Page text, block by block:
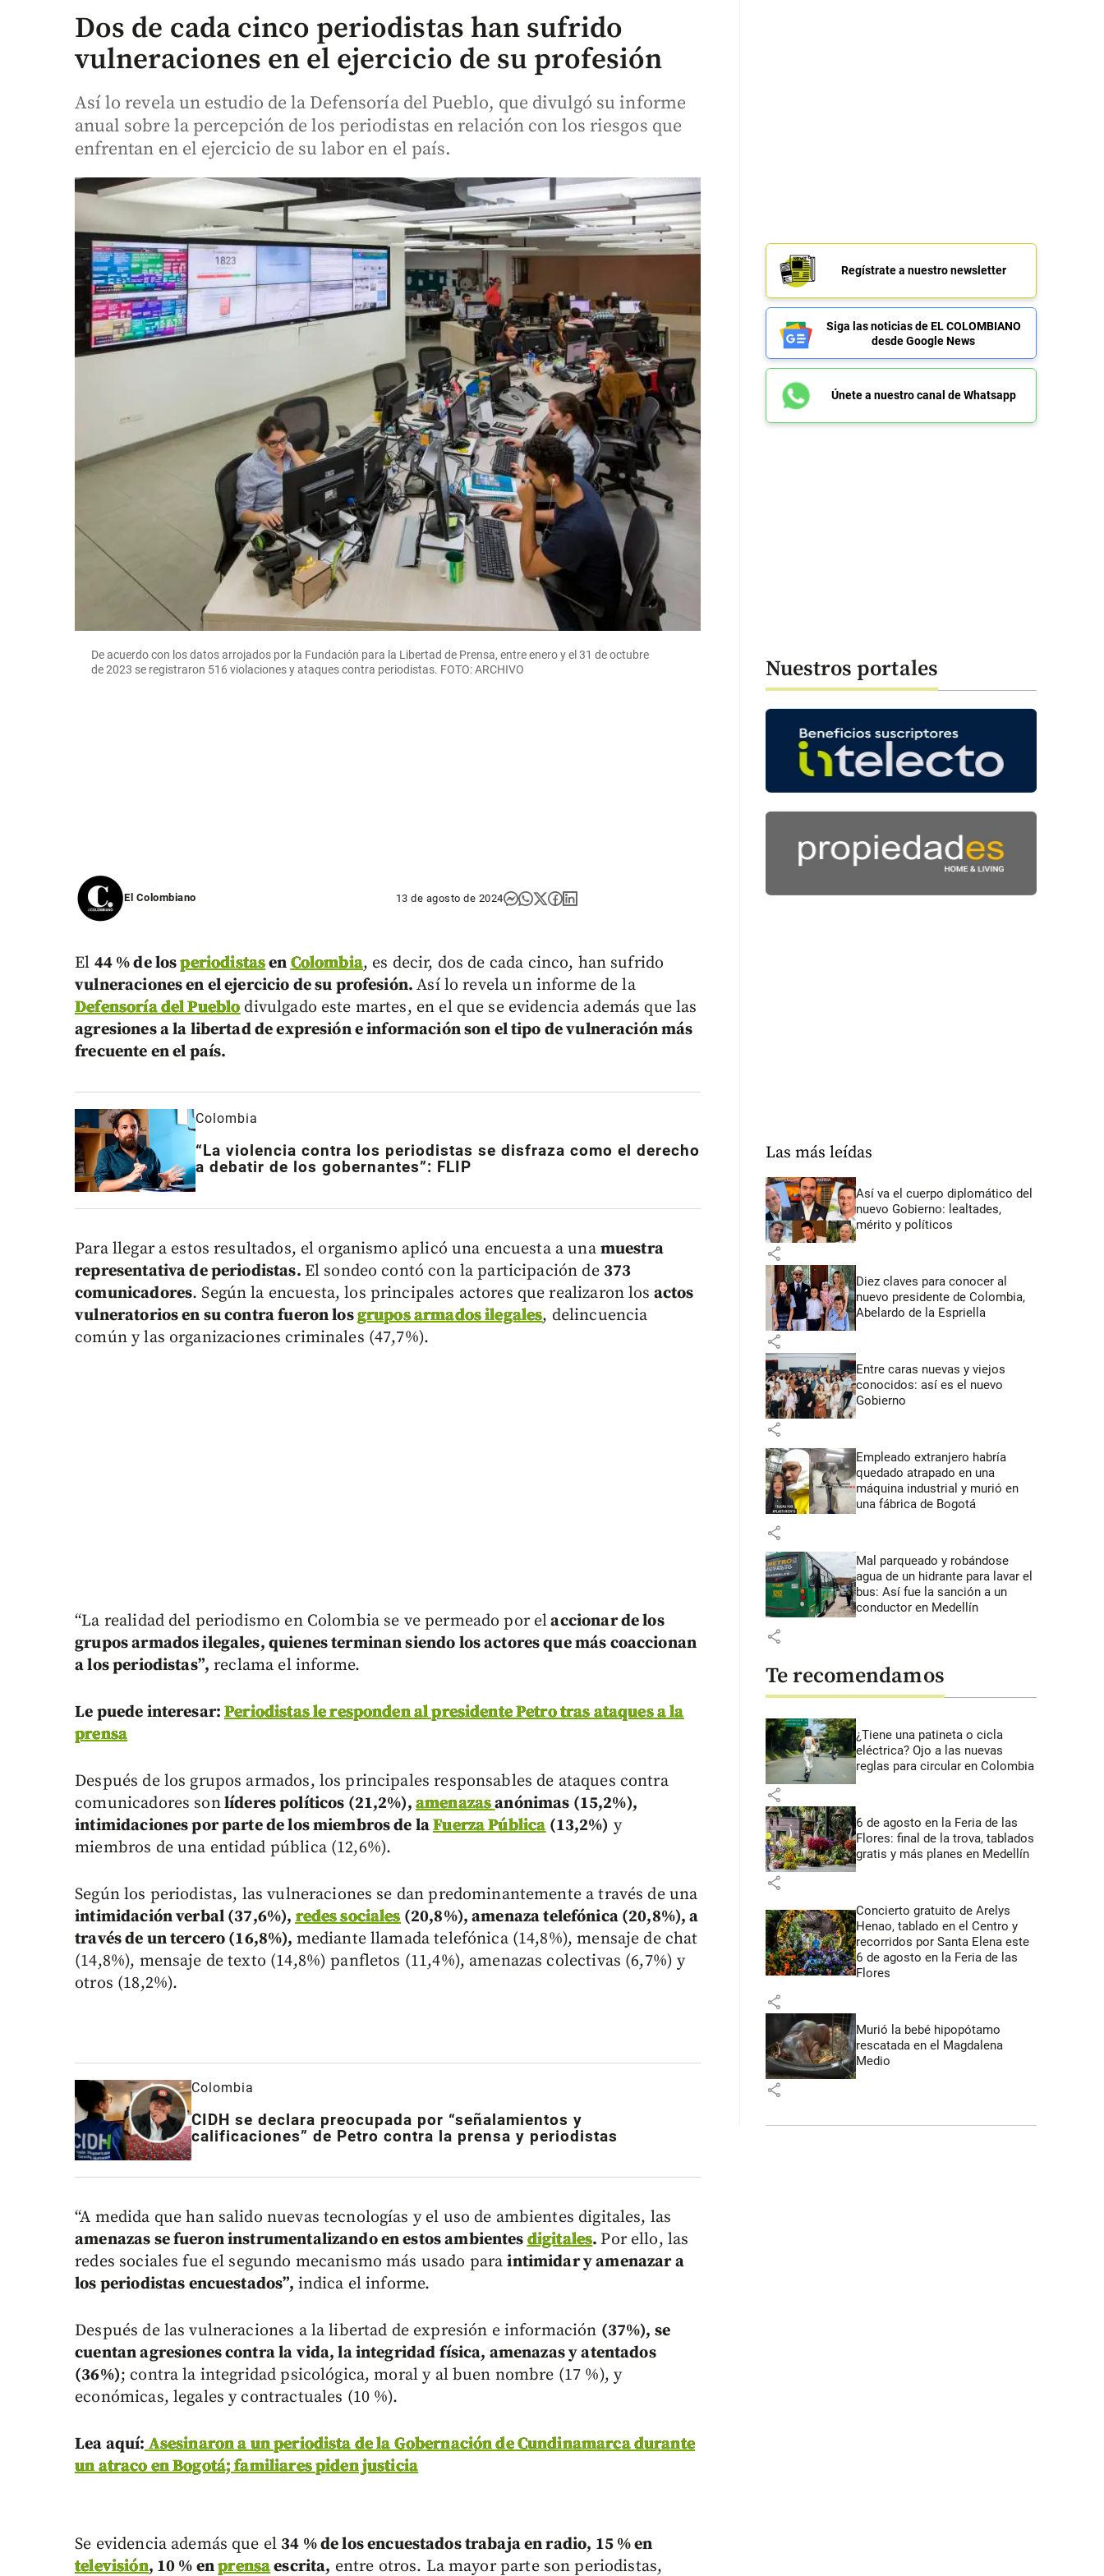
Dos de cada cinco periodistas han sufrido
vulneraciones en el ejercicio de su profesión
Así lo revela un estudio de la Defensoría del Pueblo, que divulgó su informe
anual sobre la percepción de los periodistas en relación con los riesgos que
enfrentan en el ejercicio de su labor en el país.
De acuerdo con los datos arrojados por la Fundación para la Libertad de Prensa, entre enero y el 31 de octubre
de 2023 se registraron 516 violaciones y ataques contra periodistas. FOTO: ARCHIVO
El Colombiano 13 de agosto de 2024
El 44 % de losperiodistasenColombia, es decir, dos de cada cinco, han sufrido
vulneraciones en el ejercicio de su profesión.Así lo revela un informe de la
Defensoría del Pueblodivulgado este martes, en el que se evidencia además que las
agresiones a la libertad de expresión e información son el tipo de vulneración más
frecuente en el país.
Colombia
“La violencia contra los periodistas se disfraza como el derecho
a debatir de los gobernantes”: FLIP
Para llegar a estos resultados, el organismo aplicó una encuesta a una muestra
representativa de periodistas. El sondeo contó con la participación de 373
comunicadores. Según la encuesta, los principales actores que realizaron los actos
vulneratorios en su contra fueron losgrupos armados ilegales, delincuencia
común y las organizaciones criminales (47,7%).
“La realidad del periodismo en Colombia se ve permeado por elaccionar de los
grupos armados ilegales, quienes terminan siendo los actores que más coaccionan
a los periodistas”, reclama el informe.
Le puede interesar:Periodistas le responden al presidente Petro tras ataques a la
prensa
Después de los grupos armados, los principales responsables de ataques contra
comunicadores sonlíderes políticos (21,2%),amenazasanónimas (15,2%),
intimidaciones por parte de los miembros de laFuerza Pública(13,2%) y
miembros de una entidad pública (12,6%).
Según los periodistas, las vulneraciones se dan predominantemente a través de una
intimidación verbal (37,6%),redes sociales(20,8%), amenaza telefónica (20,8%), a
través de un tercero (16,8%), mediante llamada telefónica (14,8%), mensaje de chat
(14,8%), mensaje de texto (14,8%) panfletos (11,4%), amenazas colectivas (6,7%) y
otros (18,2%).
Colombia
CIDH se declara preocupada por “señalamientos y
calificaciones” de Petro contra la prensa y periodistas
“A medida que han salido nuevas tecnologías y el uso de ambientes digitales, las
amenazas se fueron instrumentalizando en estos ambientes digitales.Por ello, las
redes sociales fue el segundo mecanismo más usado paraintimidar y amenazar a
los periodistas encuestados”, indica el informe.
Después de las vulneraciones a la libertad de expresión e información (37%), se
cuentan agresiones contra la vida, la integridad física, amenazas y atentados
(36%); contra la integridad psicológica, moral y al buen nombre (17 %), y
económicas, legales y contractuales (10 %).
Lea aquí: Asesinaron a un periodista de la Gobernación de Cundinamarca durante
un atraco en Bogotá; familiares piden justicia
Se evidencia además que el 34 % de los encuestados trabaja en radio, 15 % en
televisión, 10 % enprensaescrita, entre otros. La mayor parte son periodistas,
Regístrate a nuestro newsletter
Siga las noticias de EL COLOMBIANO
desde Google News
Únete a nuestro canal de Whatsapp
Nuestros portales
Las más leídas
Así va el cuerpo diplomático del
nuevo Gobierno: lealtades,
mérito y políticos
share
Diez claves para conocer al
nuevo presidente de Colombia,
Abelardo de la Espriella
share
Entre caras nuevas y viejos
conocidos: así es el nuevo
Gobierno
share
Empleado extranjero habría
quedado atrapado en una
máquina industrial y murió en
una fábrica de Bogotá
share
Mal parqueado y robándose
agua de un hidrante para lavar el
bus: Así fue la sanción a un
conductor en Medellín
share
Te recomendamos
¿Tiene una patineta o cicla
eléctrica? Ojo a las nuevas
reglas para circular en Colombia
share
6 de agosto en la Feria de las
Flores: final de la trova, tablados
gratis y más planes en Medellín
share
Concierto gratuito de Arelys
Henao, tablado en el Centro y
recorridos por Santa Elena este
6 de agosto en la Feria de las
Flores
share
Murió la bebé hipopótamo
rescatada en el Magdalena
Medio
share